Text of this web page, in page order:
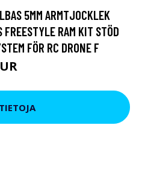
5MM ARMTJOCKLEK
RAM KIT STÖD
FÖR RC DRONE F